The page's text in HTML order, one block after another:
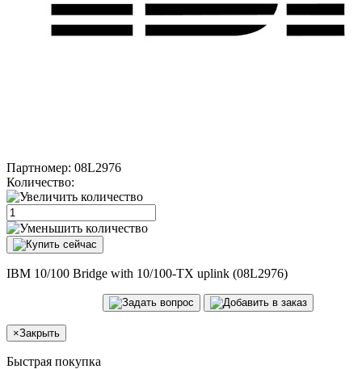
Партномер: 08L2976
Количество:
IBM 10/100 Bridge with 10/100-TX uplink (08L2976)
×Закрыть
Быстрая покупка